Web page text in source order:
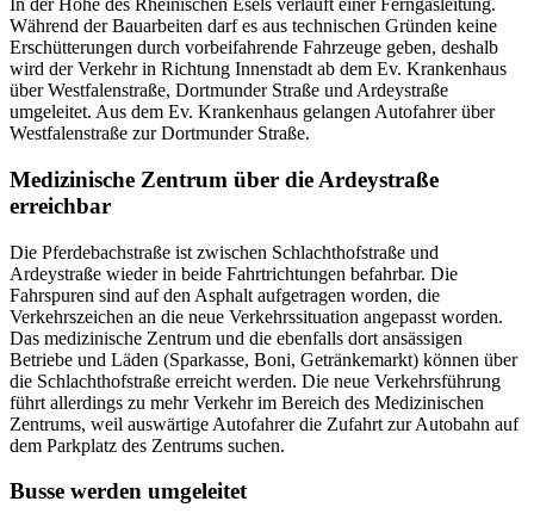
In der Höhe des Rheinischen Esels verläuft einer Ferngasleitung.
Während der Bauarbeiten darf es aus technischen Gründen keine
Erschütterungen durch vorbeifahrende Fahrzeuge geben, deshalb
wird der Verkehr in Richtung Innenstadt ab dem Ev. Krankenhaus
über Westfalenstraße, Dortmunder Straße und Ardeystraße
umgeleitet. Aus dem Ev. Krankenhaus gelangen Autofahrer über
Westfalenstraße zur Dortmunder Straße.
Medizinische Zentrum über die Ardeystraße
erreichbar
Die Pferdebachstraße ist zwischen Schlachthofstraße und
Ardeystraße wieder in beide Fahrtrichtungen befahrbar. Die
Fahrspuren sind auf den Asphalt aufgetragen worden, die
Verkehrszeichen an die neue Verkehrssituation angepasst worden.
Das medizinische Zentrum und die ebenfalls dort ansässigen
Betriebe und Läden (Sparkasse, Boni, Getränkemarkt) können über
die Schlachthofstraße erreicht werden. Die neue Verkehrsführung
führt allerdings zu mehr Verkehr im Bereich des Medizinischen
Zentrums, weil auswärtige Autofahrer die Zufahrt zur Autobahn auf
dem Parkplatz des Zentrums suchen.
Busse werden umgeleitet